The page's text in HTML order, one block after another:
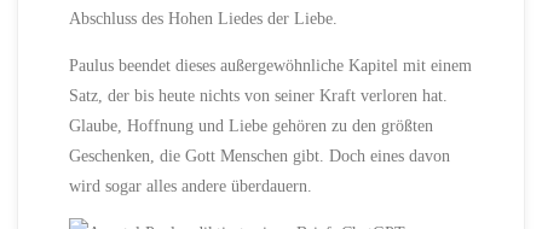
Abschluss des Hohen Liedes der Liebe.
Paulus beendet dieses außergewöhnliche Kapitel mit einem
Satz, der bis heute nichts von seiner Kraft verloren hat.
Glaube, Hoffnung und Liebe gehören zu den größten
Geschenken, die Gott Menschen gibt. Doch eines davon
wird sogar alles andere überdauern.